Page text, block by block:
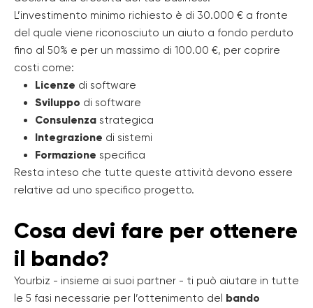
L’investimento minimo richiesto è di 30.000 € a fronte
del quale viene riconosciuto un aiuto a fondo perduto
fino al 50% e per un massimo di 100.00 €, per coprire
costi come:
Licenze di software
Sviluppo di software
Consulenza strategica
Integrazione di sistemi
Formazione specifica
Resta inteso che tutte queste attività devono essere
relative ad uno specifico progetto.
Cosa devi fare per ottenere
il bando?
Yourbiz - insieme ai suoi partner - ti può aiutare in tutte
le 5 fasi necessarie per l’ottenimento del bando